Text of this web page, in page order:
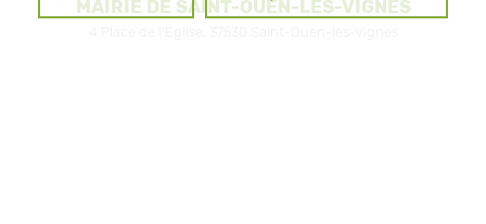
MAIRIE DE SAINT-OUEN-LES-VIGNES